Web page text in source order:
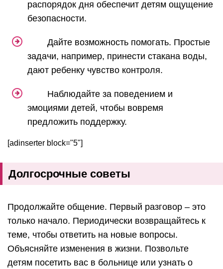
распорядок дня обеспечит детям ощущение
безопасности.
Дайте возможность помогать. Простые
задачи, например, принести стакана воды,
дают ребенку чувство контроля.
Наблюдайте за поведением и
эмоциями детей, чтобы вовремя
предложить поддержку.
[adinserter block="5"]
Долгосрочные советы
Продолжайте общение. Первый разговор – это
только начало. Периодически возвращайтесь к
теме, чтобы ответить на новые вопросы.
Объясняйте изменения в жизни. Позвольте
детям посетить вас в больнице или узнать о